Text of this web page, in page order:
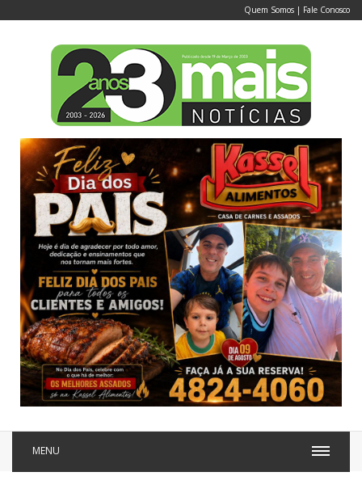
Quem Somos | Fale Conosco
MENU